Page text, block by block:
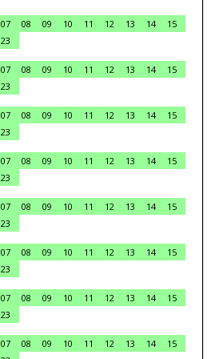
07 08 09 10 11 12 13 14
15
23
07 08 09 10 11 12 13 14
15
23
07 08 09 10 11 12 13 14
15
23
07 08 09 10 11 12 13 14
15
23
07 08 09 10 11 12 13 14
15
23
07 08 09 10 11 12 13 14
15
23
07 08 09 10 11 12 13 14
15
23
07 08 09 10 11 12 13 14
15